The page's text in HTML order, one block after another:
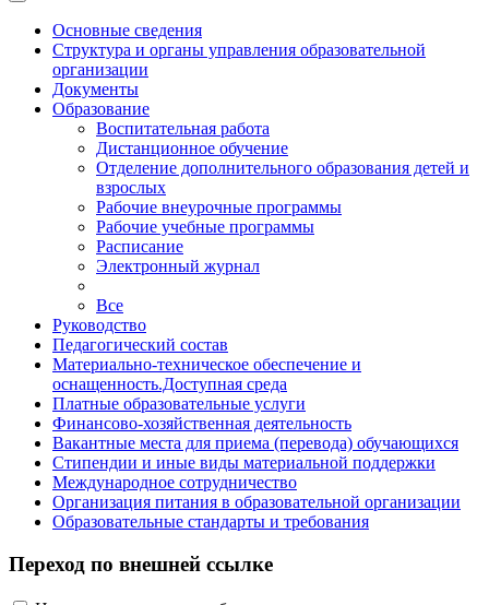
Основные сведения
Структура и органы управления образовательной
организации
Документы
Образование
Воспитательная работа
Дистанционное обучение
Отделение дополнительного образования детей и
взрослых
Рабочие внеурочные программы
Рабочие учебные программы
Расписание
Электронный журнал
Все
Руководство
Педагогический состав
Материально-техническое обеспечение и
оснащенность.Доступная среда
Платные образовательные услуги
Финансово-хозяйственная деятельность
Вакантные места для приема (перевода) обучающихся
Стипендии и иные виды материальной поддержки
Международное сотрудничество
Организация питания в образовательной организации
Образовательные стандарты и требования
Переход по внешней ссылке